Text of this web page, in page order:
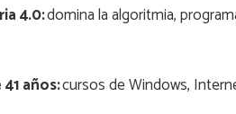
4.0:domina la algoritmia,
años:cursos de Windows,